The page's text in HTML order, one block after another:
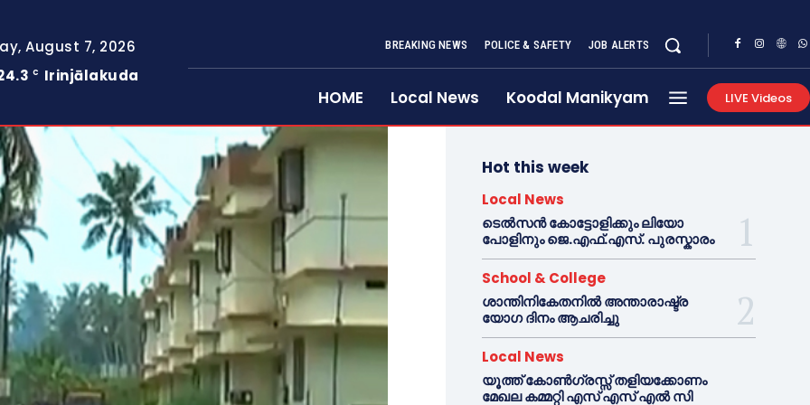
August 7, 2026
C Irinjālakuda
BREAKING NEWS POLICE & SAFETY JOB ALERTS
HOME Local News Koodal Manikyam LIVE Videos
Hot this week
Local News
ടെൽസൻ കോട്ടോളിക്കും ലിയോ
പോളിനും ജെ.എഫ്.എസ്. പുരസ്കാരം
School & College
ശാന്തിനികേതനിൽ അന്താരാഷ്ട്ര
യോഗ ദിനം ആചരിച്ചു
Local News
യൂത്ത് കോൺഗ്രസ്സ് തളിയക്കോണം
മേഖല കമ്മറ്റി എസ് എസ് എൽ സി